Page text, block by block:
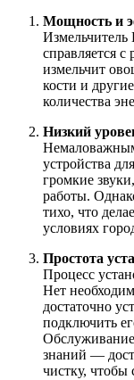
Мощность и
справляется
измельчит
кости и
количества
Низкий
устройства
громкие
работы.
тихо, что
условиях
Простота
Процесс
Нет
достаточно
подключить
Обслуживание
знаний —
чистку, чтобы